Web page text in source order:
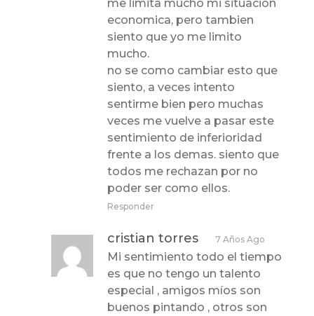
me limita mucho mi situacion
economica, pero tambien
siento que yo me limito
mucho.
no se como cambiar esto que
siento, a veces intento
sentirme bien pero muchas
veces me vuelve a pasar este
sentimiento de inferioridad
frente a los demas. siento que
todos me rechazan por no
poder ser como ellos.
Responder
cristian torres 7 Años Ago
Mi sentimiento todo el tiempo
es que no tengo un talento
especial , amigos míos son
buenos pintando , otros son